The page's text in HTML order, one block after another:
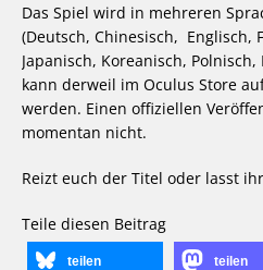
Das Spiel wird in mehreren
(Deutsch, Chinesisch, Englisch,
Japanisch, Koreanisch,
kann derweil im Oculus Store
werden. Einen offiziellen
momentan nicht.
Reizt euch der Titel oder lasst
Teile diesen Beitrag
teilen teilen